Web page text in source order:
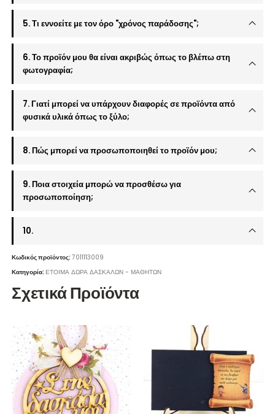
5. Τι εννοείτε με τον όρο "χρόνος παράδοσης";
6. Το προϊόν μου θα είναι ακριβώς όπως το βλέπω στη
φωτογραφία;
7. Γιατί μπορεί να υπάρχουν διαφορές σε προϊόντα από
φυσικά υλικά όπως το ξύλο;
8. Πώς μπορεί να προσωποποιηθεί το προϊόν μου;
9. Ποια στοιχεία μπορώ να προσθέσω για
προσωποποίηση;
10.
Κωδικός προϊόντος:7011113009
Κατηγορία:ΕΤΟΙΜΑ ΔΩΡΑ ΔΑΣΚΑΛΩΝ - ΜΑΘΗΤΩΝ
Σχετικά Προϊόντα